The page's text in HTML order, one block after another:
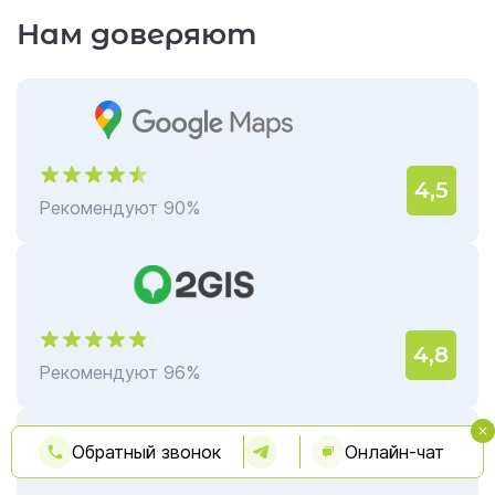
Обратный звонок Онлайн-чат
Нам доверяют
Рекомендуют 90%
4,5
Рекомендуют 96%
4,8